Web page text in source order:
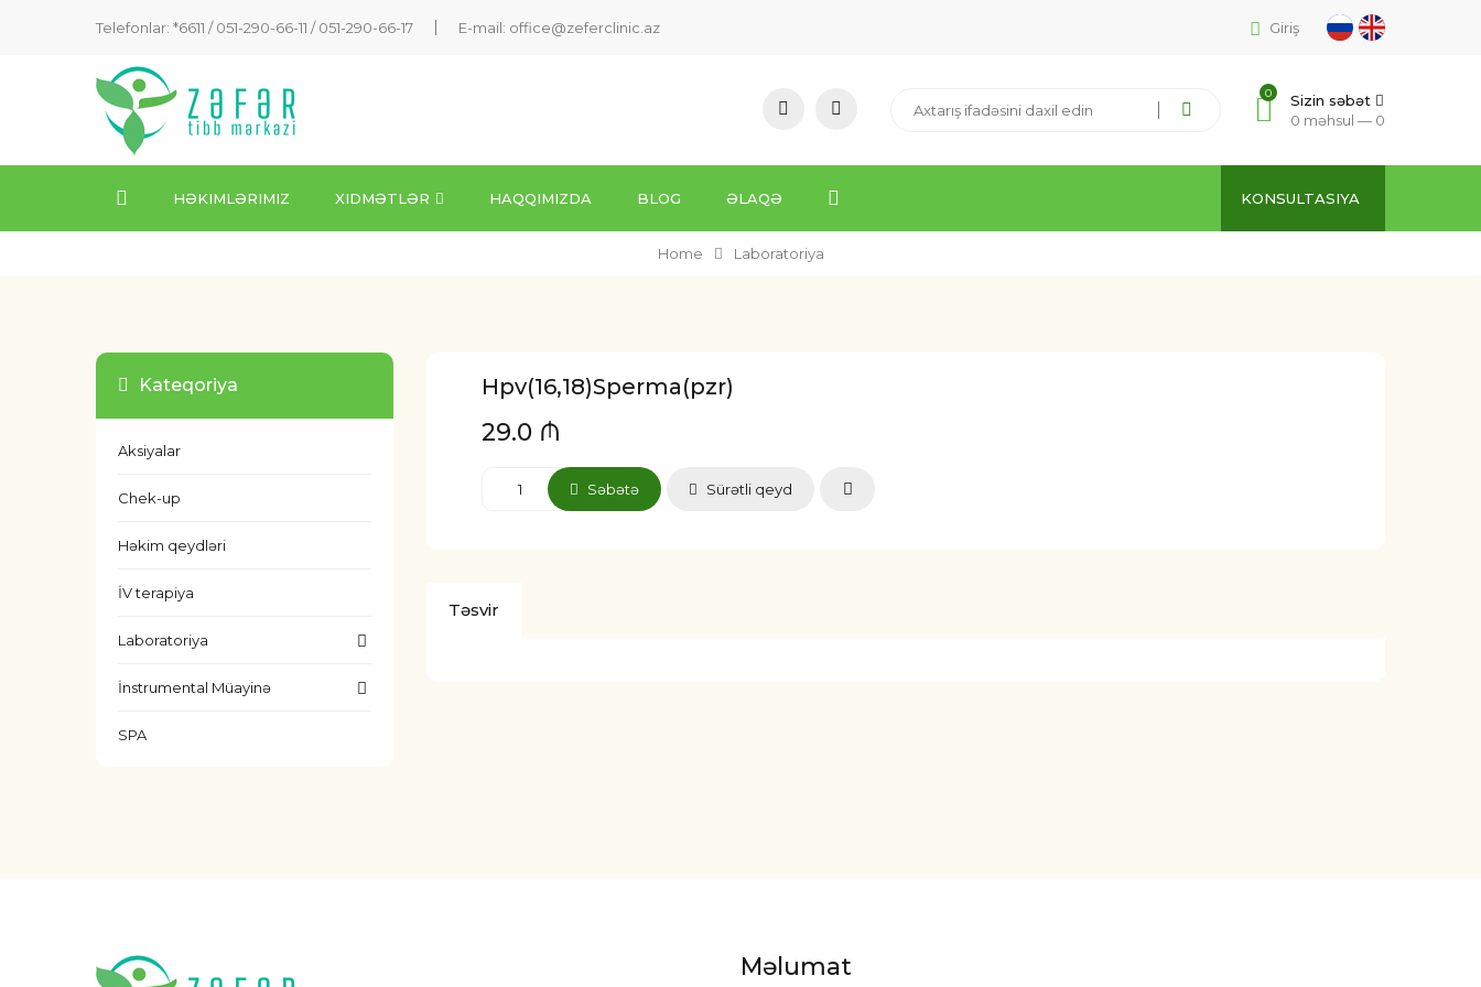
Telefonlar: *6611 /051-290-66-11 /051-290-66-17 E-mail: office@zeferclinic.az Giriş
0
Sizin səbət
0 məhsul — 0
HƏKIMLƏRIMIZ XIDMƏTLƏR HAQQIMIZDA BLOG ƏLAQƏ KONSULTASIYA
Home Laboratoriya
Hpv(16,18)Sperma(pzr)
29.0 ₼
Səbətə Sürətli qeyd
Təsvir
Kateqoriya
Aksiyalar
Chek-up
Həkim qeydləri
İV terapiya
Laboratoriya
İnstrumental Müayinə
SPA
Məlumat